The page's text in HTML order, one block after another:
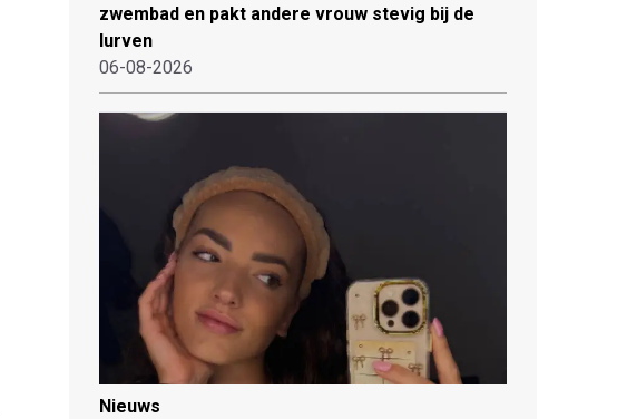
zwembad en pakt andere vrouw stevig bij de
lurven
06-08-2026
Nieuws